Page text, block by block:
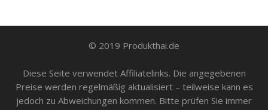
© 2019 Produkthai.de
Diese Seite verwendet Affiliatelinks. Die angegebenen
Preise werden regelmäßig aktualisiert – teilweise kann es
jedoch zu Abweichungen kommen. Bitte prüfen Sie immer